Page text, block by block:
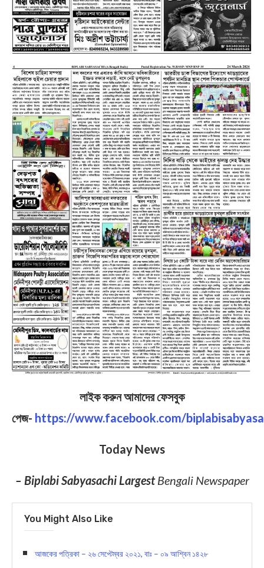
লাইক করুন আমাদের ফেসবুক
পেজ- https://www.facebook.com/
Today News
– Biplabi Sabyasachi LargestBengali Newspaper
You Might Also Like
আজকের পত্রিকা – ২৬ সেপ্টেম্বর ২০২১, বাঃ – ০৯ আশ্বিন ১৪২৮